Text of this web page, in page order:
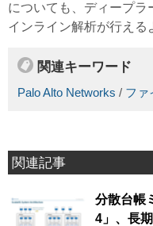
についても、ディープ
インライン解析が行える
関連キーワード
Palo Alto Networks / ファ
関連記事
分散台帳
4」、長